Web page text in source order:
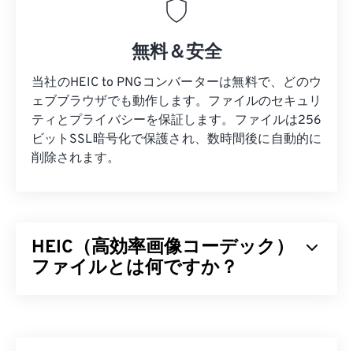
無料＆安全
当社のHEIC to PNGコンバーターは無料で、どのウ
ェブブラウザでも動作します。ファイルのセキュリ
ティとプライバシーを保証します。ファイルは256
ビットSSL暗号化で保護され、数時間後に自動的に
削除されます。
HEIC（高効率画像コーデック）
ファイルとは何ですか？